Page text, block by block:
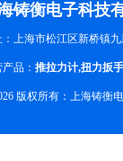
铸衡电子科技
：上海市松江区新桥镇
品： 推拉力计,扭力扳手
版权所有：上海铸衡